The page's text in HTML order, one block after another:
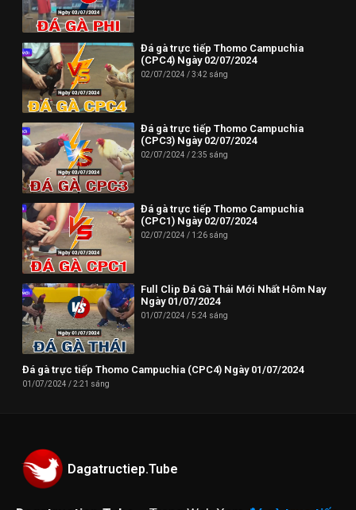
Đá gà trực tiếp Thomo Campuchia
(CPC4) Ngày 02/07/2024
02/07/2024 3:42 sáng
Đá gà trực tiếp Thomo Campuchia
(CPC3) Ngày 02/07/2024
02/07/2024 2:35 sáng
Đá gà trực tiếp Thomo Campuchia
(CPC1) Ngày 02/07/2024
02/07/2024 1:26 sáng
Full Clip Đá Gà Thái Mới Nhất Hôm Nay
Ngày 01/07/2024
01/07/2024 5:24 sáng
Đá gà trực tiếp Thomo Campuchia (CPC4) Ngày 01/07/2024
01/07/2024 2:21 sáng
Dagatructiep.Tube